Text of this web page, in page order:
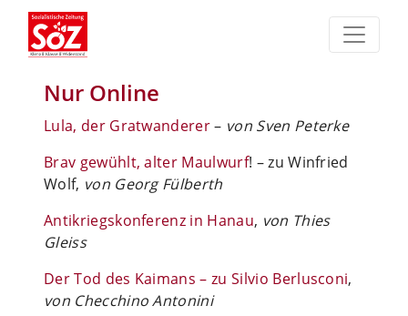
Nur Online
Lula, der Gratwanderer– von Sven Peterke
Brav gewühlt, alter Maulwurf! – zu Winfried
Wolf, von Georg Fülberth
Antikriegskonferenz in Hanau, von Thies
Gleiss
Der Tod des Kaimans – zu Silvio Berlusconi,
von Checchino Antonini